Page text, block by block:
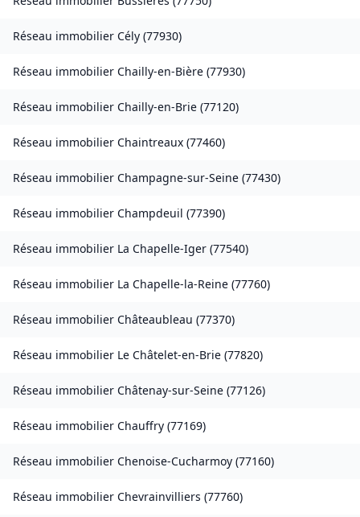
Réseau immobilier Cély (77930)
Réseau immobilier Chailly-en-Bière (77930)
Réseau immobilier Chailly-en-Brie (77120)
Réseau immobilier Chaintreaux (77460)
Réseau immobilier Champagne-sur-Seine (77430)
Réseau immobilier Champdeuil (77390)
Réseau immobilier La Chapelle-Iger (77540)
Réseau immobilier La Chapelle-la-Reine (77760)
Réseau immobilier Châteaubleau (77370)
Réseau immobilier Le Châtelet-en-Brie (77820)
Réseau immobilier Châtenay-sur-Seine (77126)
Réseau immobilier Chauffry (77169)
Réseau immobilier Chenoise-Cucharmoy (77160)
Réseau immobilier Chevrainvilliers (77760)